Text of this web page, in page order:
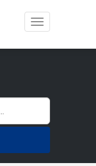
Toggle
navigation